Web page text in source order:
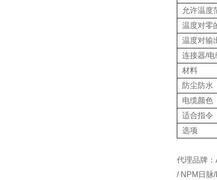
允许温度
温度对零
温度对输
连接器/电
材料
防尘防水
电缆颜色
适合指令
选项
代理品牌
/ NPM日脉